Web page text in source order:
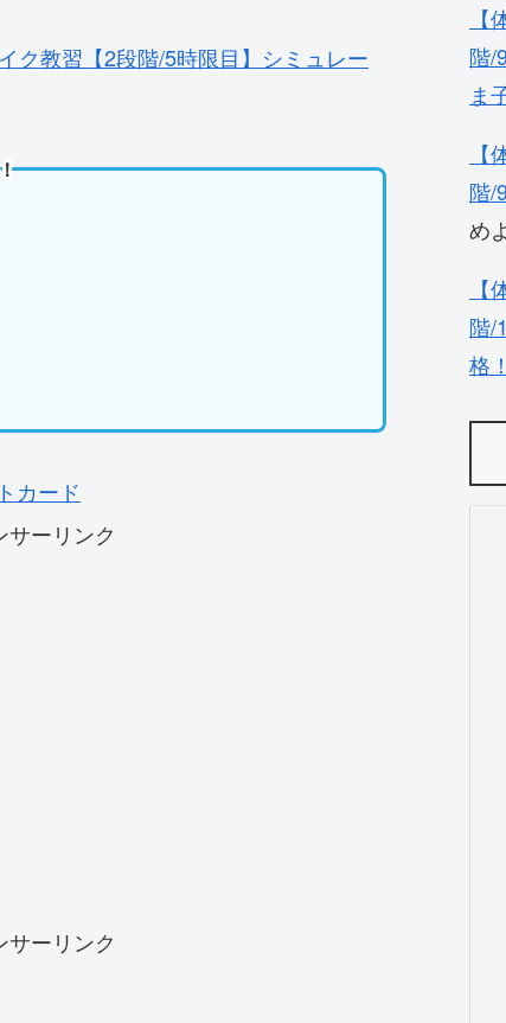
ク教習【2段階/5時限目】シミュレー
カード
サーリンク
サーリンク
階/
ま
階/
めよ
階/
格